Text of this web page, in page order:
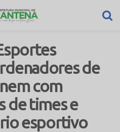
de
com
de times e
esportivo